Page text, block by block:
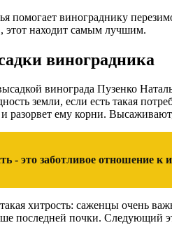
помогает винограднику
этот находит самым лучшим.
виноградника
винограда Пузенко
земли, если есть такая
разорвет ему корни.
- это заботливое отношение
хитрость: саженцы очень
последней почки. Следующий